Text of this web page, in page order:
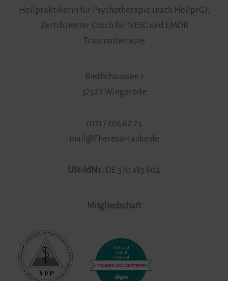
Heilpraktikerin für Psychotherapie (nach HeilprG),
Zertifizierter Coach für NESC und EMDR
Traumatherapie
Riethchaussee 1
37327 Wingerode
0171 / 205 62 23
mail@TheresaHanke.de
USt-IdNr.: DE 370 485 602
Mitgliedschaft